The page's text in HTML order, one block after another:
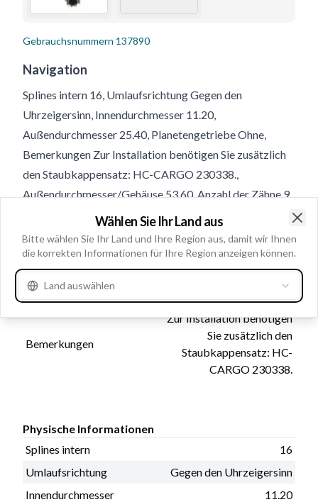
Gebrauchsnummern 137890
Navigation
Splines intern 16, Umlaufsrichtung Gegen den
Uhrzeigersinn, Innendurchmesser 11.20,
Außendurchmesser 25.40, Planetengetriebe Ohne,
Bemerkungen Zur Installation benötigen Sie zusätzlich
den Staubkappensatz: HC-CARGO 230338.,
Außendurchmesser/Gehäuse 53.60, Anzahl der Zähne 9,
Gesamtlänge 93.50
Produktinformationen
Kataloginformationen
Bemerkungen
Zur Installation benötigen
Sie zusätzlich den
Staubkappensatz: HC-
CARGO 230338.
Physische Informationen
Splines intern
16
Umlaufsrichtung
Gegen den Uhrzeigersinn
Innendurchmesser
11.20
Wählen Sie Ihr Land aus
Bitte wählen Sie Ihr Land und Ihre Region aus, damit wir Ihnen
die korrekten Informationen für Ihre Region anzeigen können.
Land auswählen